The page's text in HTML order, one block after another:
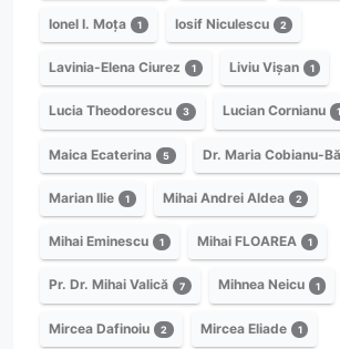
Ionel I. Moța 1 Iosif Niculescu 2
Lavinia-Elena Ciurez 1 Liviu Vișan 1
Lucia Theodorescu 3 Lucian Cornianu 1
Maica Ecaterina 5 Dr. Maria Cobianu-
Marian Ilie 1 Mihai Andrei Aldea 2
Mihai Eminescu 1 Mihai FLOAREA 1
Pr. Dr. Mihai Valică 7 Mihnea Neicu 1
Mircea Dafinoiu 2 Mircea Eliade 1